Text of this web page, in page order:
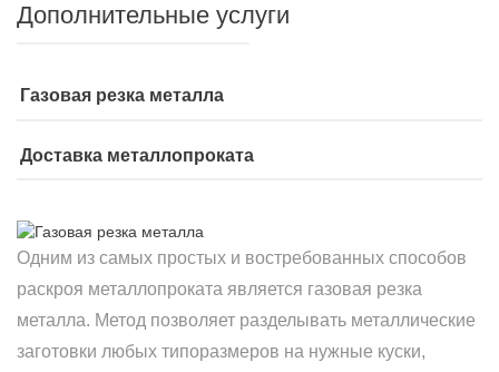
Дополнительные услуги
Газовая резка металла
Доставка металлопроката
Одним из самых простых и востребованных способов
раскроя металлопроката является газовая резка
металла. Метод позволяет разделывать металлические
заготовки любых типоразмеров на нужные куски,